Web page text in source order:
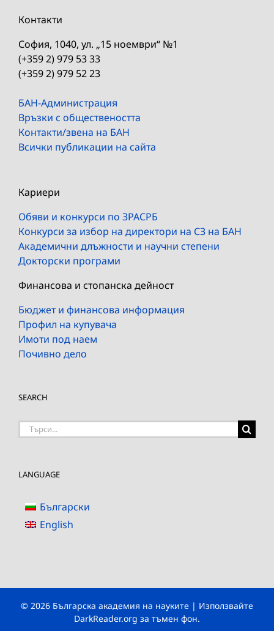
Контакти
София, 1040, ул. „15 ноември“ №1
(+359 2) 979 53 33
(+359 2) 979 52 23
БАН-Администрация
Връзки с обществеността
Контакти/звена на БАН
Всички публикации на сайта
Кариери
Обяви и конкурси по ЗРАСРБ
Конкурси за избор на директори на СЗ на БАН
Академични длъжности и научни степени
Докторски програми
Финансова и стопанска дейност
Бюджет и финансова информация
Профил на купувача
Имоти под наем
Почивно дело
SEARCH
Търсене
LANGUAGE
Български
English
© 2026 Българска академия на науките | Използвайте
DarkReader.org за тъмен фон.